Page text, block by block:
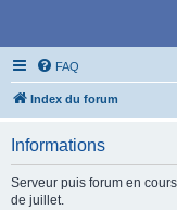
FAQ
Index du forum
Informations
Serveur puis forum en
de juillet.